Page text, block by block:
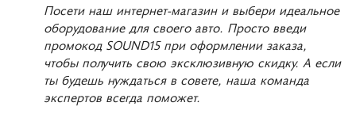
Посети наш интернет-магазин и выбери идеальное
оборудование для своего авто. Просто введи
промокод SOUND15 при оформлении заказа,
чтобы получить свою эксклюзивную скидку. А если
ты будешь нуждаться в совете, наша команда
экспертов всегда поможет.